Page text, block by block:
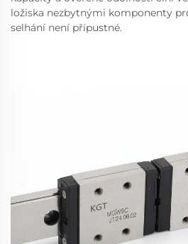
ložiska nezbytnými komponenty
selhání není přípustné.